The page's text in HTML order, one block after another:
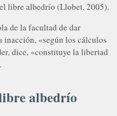
libre albedrío (Llobet, 2005).
de la facultad de dar
inacción, «según los cálculos
dice, «constituye la libertad
albedrío